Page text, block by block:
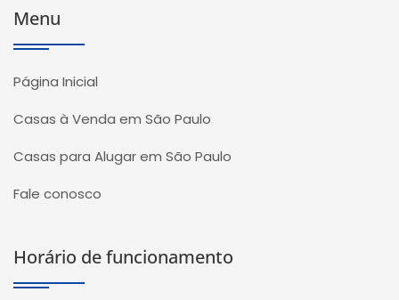
Menu
Página Inicial
Casas à Venda em São Paulo
Casas para Alugar em São Paulo
Fale conosco
Horário de funcionamento